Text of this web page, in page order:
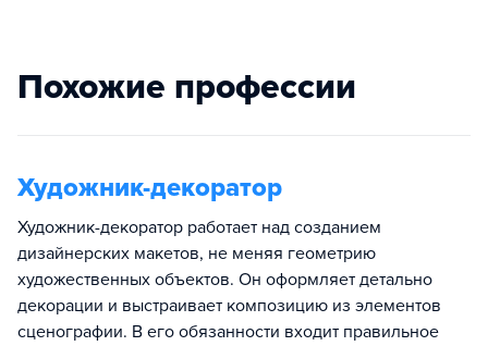
Похожие профессии
Художник-декоратор
Художник-декоратор работает над созданием
дизайнерских макетов, не меняя геометрию
художественных объектов. Он оформляет детально
декорации и выстраивает композицию из элементов
сценографии. В его обязанности входит правильное